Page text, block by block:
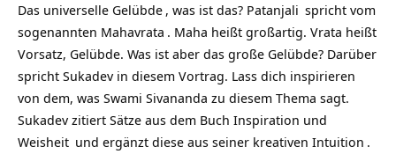
Das universelle Gelübde , was ist das? Patanjali spricht vom
sogenannten Mahavrata . Maha heißt großartig. Vrata heißt
Vorsatz, Gelübde. Was ist aber das große Gelübde? Darüber
spricht Sukadev in diesem Vortrag. Lass dich inspirieren
von dem, was Swami Sivananda zu diesem Thema sagt.
Sukadev zitiert Sätze aus dem Buch Inspiration und
Weisheit und ergänzt diese aus seiner kreativen Intuition .